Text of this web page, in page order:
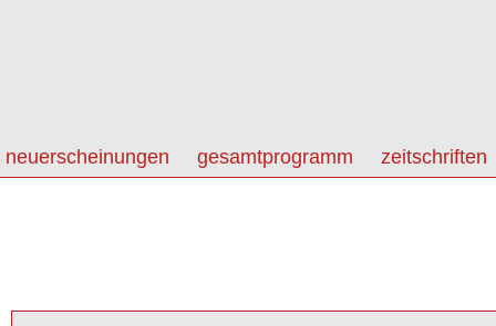
neuerscheinungen gesamtprogramm zeitschriften